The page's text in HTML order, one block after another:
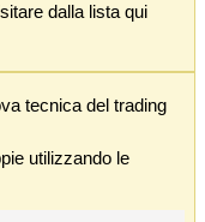
dalla lista qui
tecnica del trading
utilizzando le